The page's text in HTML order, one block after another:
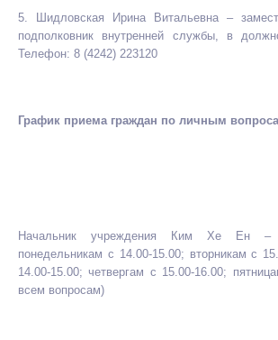
5. Шидловская Ирина Витальевна –
подполковник внутренней службы, в
Телефон: 8 (4242) 223120
График приема граждан по личным
Начальник учреждения Ким Хе Ен –
понедельникам с 14.00-15.00; вторникам с
14.00-15.00; четвергам с 15.00-16.00;
всем вопросам)